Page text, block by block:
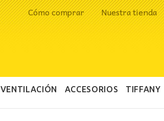
Cómo comprar Nuestra tienda
VENTILACIÓN ACCESORIOS TIFFANY